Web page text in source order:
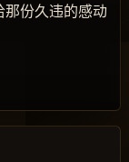
那份久违的感动